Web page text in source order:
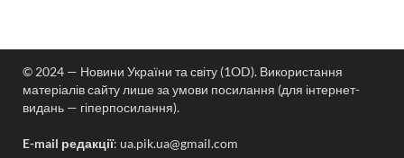
© 2024 — Новини України та світу (1OD). Використання
матеріалів сайту лише за умови посилання (для інтернет-
видань — гіперпосилання).
E-mail редакції: ua.pik.ua@gmail.com